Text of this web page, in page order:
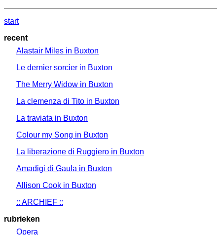
start
recent
Alastair Miles in Buxton
Le dernier sorcier in Buxton
The Merry Widow in Buxton
La clemenza di Tito in Buxton
La traviata in Buxton
Colour my Song in Buxton
La liberazione di Ruggiero in Buxton
Amadigi di Gaula in Buxton
Allison Cook in Buxton
:: ARCHIEF ::
rubrieken
Opera